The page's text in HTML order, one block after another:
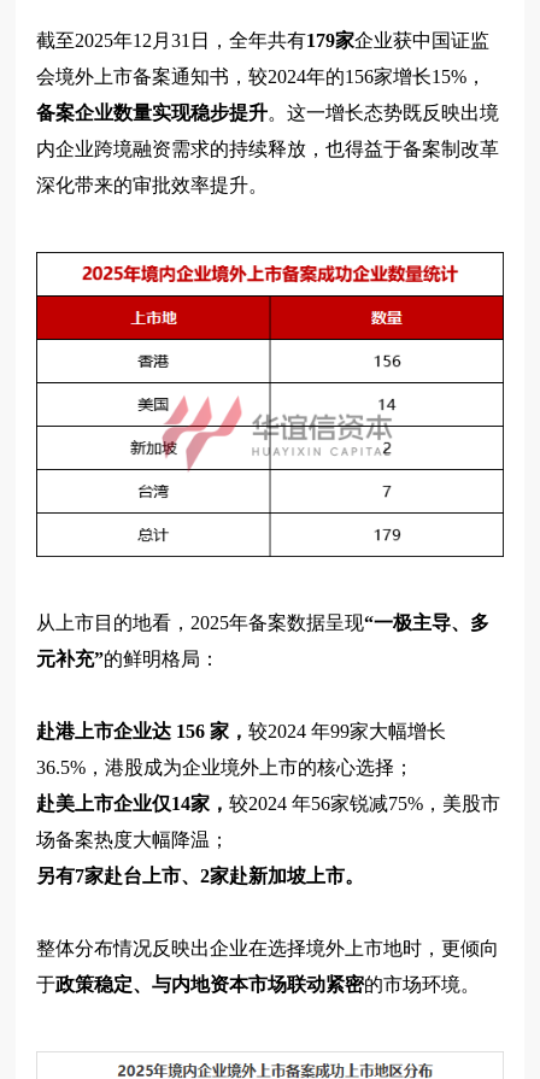
截至2025年12月31日，全年共有179家企业获中国证监
会境外上市备案通知书，较2024年的156家增长15%，
备案企业数量实现稳步提升。这一增长态势既反映出境
内企业跨境融资需求的持续释放，也得益于备案制改革
深化带来的审批效率提升。
从上市目的地看，2025年备案数据呈现“一极主导、多
元补充”的鲜明格局：
赴港上市企业达 156 家，较2024 年99家大幅增长
36.5%，港股成为企业境外上市的核心选择；
赴美上市企业仅14家，较2024 年56家锐减75%，美股市
场备案热度大幅降温；
另有7家赴台上市、2家赴新加坡上市。
整体分布情况反映出企业在选择境外上市地时，更倾向
于政策稳定、与内地资本市场联动紧密的市场环境。